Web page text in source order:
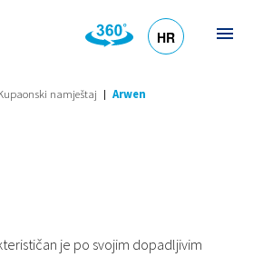
HR
namještaj Arwen
je po svojim dopadljivim